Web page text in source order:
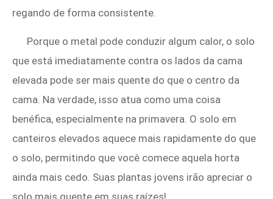
regando de forma consistente.
Porque o metal pode conduzir algum calor, o solo
que está imediatamente contra os lados da cama
elevada pode ser mais quente do que o centro da
cama. Na verdade, isso atua como uma coisa
benéfica, especialmente na primavera. O solo em
canteiros elevados aquece mais rapidamente do que
o solo, permitindo que você comece aquela horta
ainda mais cedo. Suas plantas jovens irão apreciar o
solo mais quente em suas raízes!